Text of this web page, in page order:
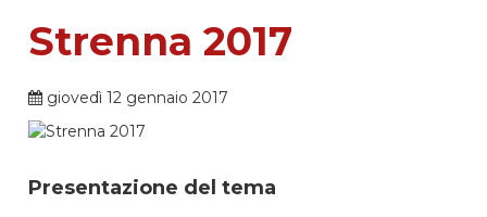
Strenna 2017
giovedì 12 gennaio 2017
Presentazione del tema